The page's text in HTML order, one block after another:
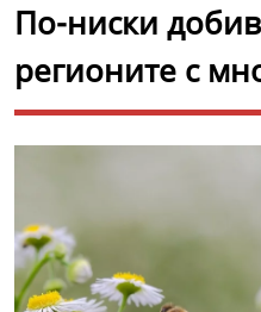
По-ниски
регионите с